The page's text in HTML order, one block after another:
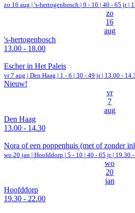
zo 16 aug | 's-hertogenbosch | 9 - 10 | 40 - 65 jr |
zo
16
aug
's-hertogenbosch
13.00 - 18.00
Escher in Het Paleis
vr 7 aug | Den Haag | 1 - 6 | 30 - 49 jr | 13.00 -
Nieuw!
vr
7
aug
Den Haag
13.00 - 14.30
Nora of een poppenhuis (met of zonder
wo 20 jan | Hoofddorp | 5 - 10 | 40 - 65 jr | 19.30
wo
20
jan
Hoofddorp
19.30 - 22.00